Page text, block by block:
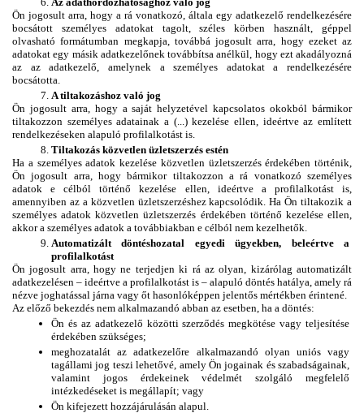
Ön jogosult arra, hogy a rá vonatkozó, általa egy adatkezelő rendelkezésére
bocsátott személyes adatokat tagolt, széles körben használt, géppel
olvasható formátumban megkapja, továbbá jogosult arra, hogy ezeket az
adatokat egy másik adatkezelőnek továbbítsa anélkül, hogy ezt akadályozná
az az adatkezelő, amelynek a személyes adatokat a rendelkezésére
bocsátotta.
A tiltakozáshoz való jog
Ön jogosult arra, hogy a saját helyzetével kapcsolatos okokból bármikor
tiltakozzon személyes adatainak a (...) kezelése ellen, ideértve az említett
rendelkezéseken alapuló profilalkotást is.
Tiltakozás közvetlen üzletszerzés estén
Ha a személyes adatok kezelése közvetlen üzletszerzés érdekében történik,
Ön jogosult arra, hogy bármikor tiltakozzon a rá vonatkozó személyes
adatok e célból történő kezelése ellen, ideértve a profilalkotást is,
amennyiben az a közvetlen üzletszerzéshez kapcsolódik. Ha Ön tiltakozik a
személyes adatok közvetlen üzletszerzés érdekében történő kezelése ellen,
akkor a személyes adatok a továbbiakban e célból nem kezelhetők.
Automatizált döntéshozatal egyedi ügyekben, beleértve a
profilalkotást
Ön jogosult arra, hogy ne terjedjen ki rá az olyan, kizárólag automatizált
adatkezelésen – ideértve a profilalkotást is – alapuló döntés hatálya, amely rá
nézve joghatással járna vagy őt hasonlóképpen jelentős mértékben érintené.
Az előző bekezdés nem alkalmazandó abban az esetben, ha a döntés:
Ön és az adatkezelő közötti szerződés megkötése vagy teljesítése
érdekében szükséges;
meghozatalát az adatkezelőre alkalmazandó olyan uniós vagy
tagállami jog teszi lehetővé, amely Ön jogainak és szabadságainak,
valamint jogos érdekeinek védelmét szolgáló megfelelő
intézkedéseket is megállapít; vagy
Ön kifejezett hozzájárulásán alapul.